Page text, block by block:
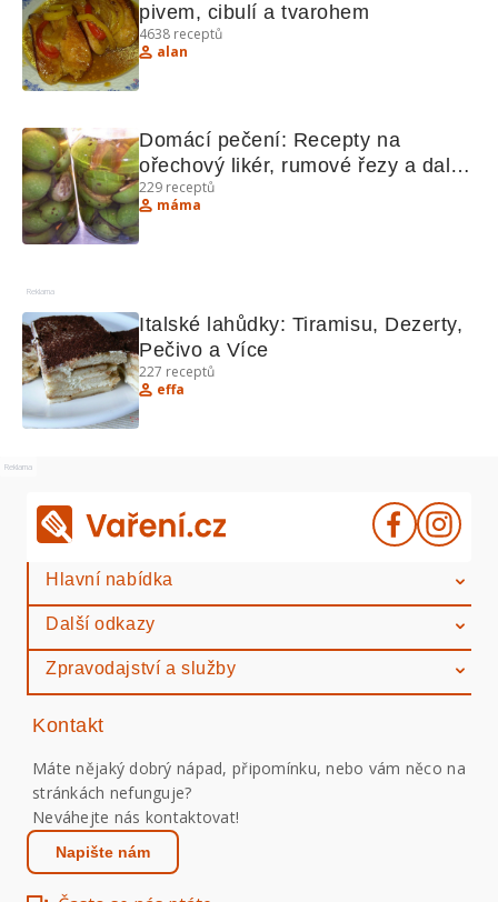
pivem, cibulí a tvarohem
4638 receptů
alan
Domácí pečení: Recepty na
ořechový likér, rumové řezy a další
dobroty
229 receptů
máma
Reklama
Italské lahůdky: Tiramisu, Dezerty,
Pečivo a Více
227 receptů
effa
Reklama
Hlavní nabídka
Další odkazy
Zpravodajství a služby
Kontakt
Máte nějaký dobrý nápad, připomínku, nebo vám něco na
stránkách nefunguje?
Neváhejte nás kontaktovat!
Napište nám